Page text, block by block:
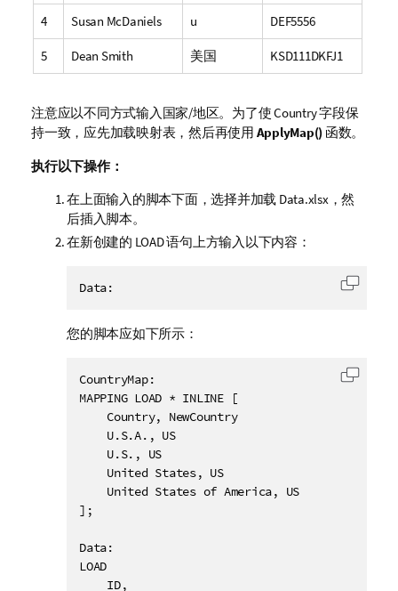
4 Susan McDaniels u DEF5556
5 Dean Smith 美国 KSD111DKFJ1
注意应以不同方式输入国家/地区。为了使 Country 字段保
持一致，应先加载映射表，然后再使用 ApplyMap() 函数。
执行以下操作：
在上面输入的脚本下面，选择并加载 Data.xlsx ，然
后插入脚本。
在新创建的 LOAD语句上方输入以下内容：
Data: 复制代
您的脚本应如下所示：
CountryMap:
MAPPING LOAD * INLINE [
    Country, NewCountry
    U.S.A., US
    U.S., US
    United States, US
    United States of America, US
];
Data:
LOAD
    ID,
复制代